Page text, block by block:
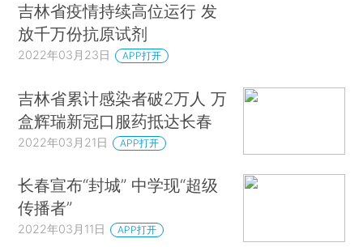
吉林省疫情持续高位运行 发
放千万份抗原试剂
2022年03月23日 APP打开
吉林省累计感染者破2万人 万
盒辉瑞新冠口服药抵达长春
2022年03月21日 APP打开
长春宣布“封城” 中学现“超级
传播者”
2022年03月11日 APP打开